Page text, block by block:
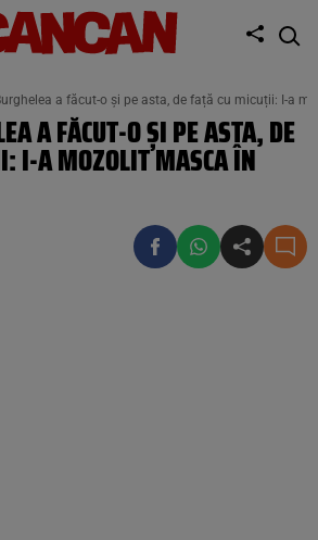
a făcut-o și pe asta, de față cu micuții: I-a
A FĂCUT-O ȘI PE ASTA, DE
I-A MOZOLIT MASCA ÎN